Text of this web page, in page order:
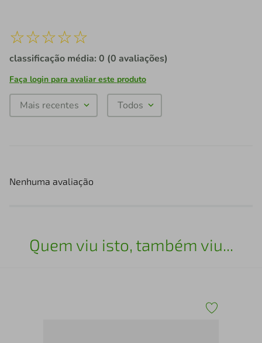
☆☆☆☆☆
classificação média: 0 (0 avaliações)
Faça login para avaliar este produto
Mais recentes Todos
Nenhuma avaliação
Quem viu isto, também viu...